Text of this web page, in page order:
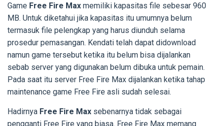
Game Free Fire Max memiliki kapasitas file sebesar 960
MB. Untuk diketahui jika kapasitas itu umumnya belum
termasuk file pelengkap yang harus diunduh selama
prosedur pemasangan. Kendati telah dapat didownload
namun game tersebut ketika itu belum bisa dijalankan
sebab server yang digunakan belum dibuka untuk pemain.
Pada saat itu server Free Fire Max dijalankan ketika tahap
maintenance game Free Fire asli sudah selesai.
Hadirnya Free Fire Max sebenarnya tidak sebagai
pengganti Free Fire yang biasa. Free Fire Max memang